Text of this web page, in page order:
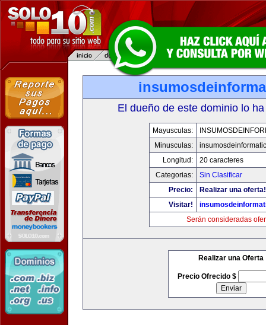
El dueño de este dominio lo
Mayusculas:
Minusculas:
Longitud:
20 caracteres
Categorias:
Sin Clasificar
Precio:
Realizar una oferta!
Visitar!
Serán consideradas
Realizar una Oferta
Precio Ofrecido $